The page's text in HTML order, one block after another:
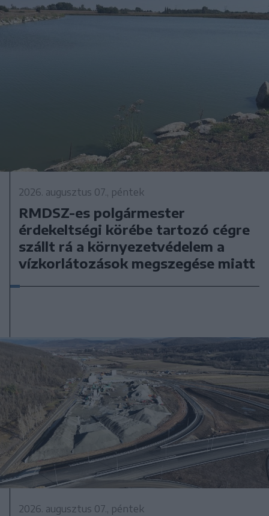
2026. augusztus 07., péntek
RMDSZ-es polgármester
érdekeltségi körébe tartozó cégre
szállt rá a környezetvédelem a
vízkorlátozások megszegése miatt
2026. augusztus 07., péntek